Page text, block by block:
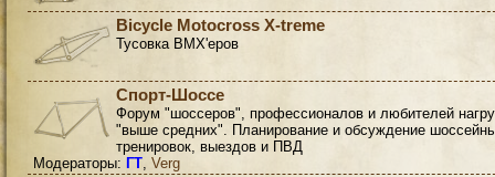
Bicycle Motocross X-treme
Тусовка BMX'еров
Спорт-Шоссе
Форум "шоссеров", профессионалов и любителей
"выше средних". Планирование и обсуждение
тренировок, выездов и ПВД
Модераторы: ГТ, Verg